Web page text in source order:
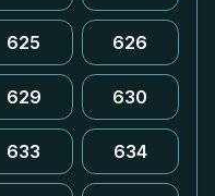
625 626
629 630
633 634